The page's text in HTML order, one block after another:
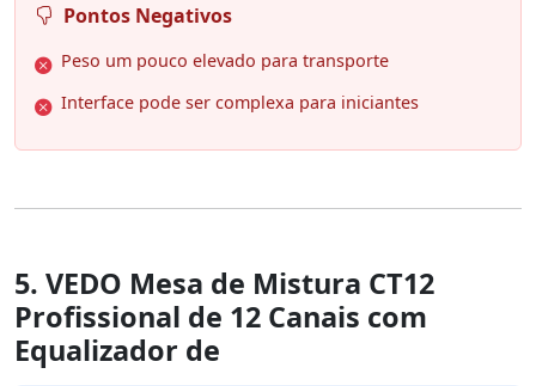
Pontos Negativos
Peso um pouco elevado para transporte
Interface pode ser complexa para iniciantes
5. VEDO Mesa de Mistura CT12
Profissional de 12 Canais com
Equalizador de